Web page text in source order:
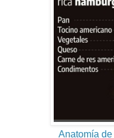
Anatomía